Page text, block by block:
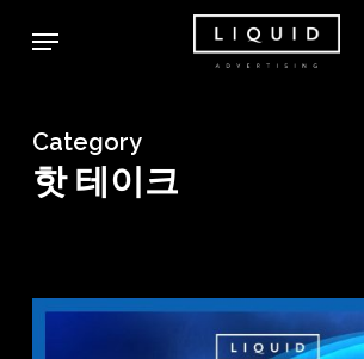
content
Menu
Category
핫 테이크